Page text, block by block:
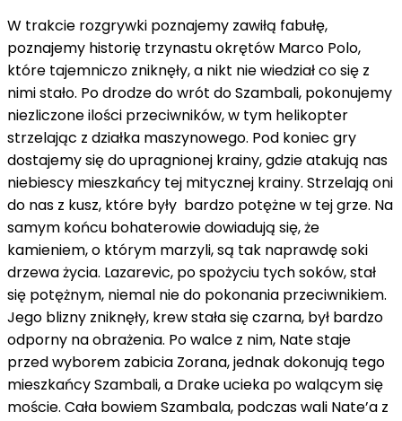
W trakcie rozgrywki poznajemy zawiłą fabułę,
poznajemy historię trzynastu okrętów Marco Polo,
które tajemniczo zniknęły, a nikt nie wiedział co się z
nimi stało. Po drodze do wrót do Szambali, pokonujemy
niezliczone ilości przeciwników, w tym helikopter
strzelając z działka maszynowego. Pod koniec gry
dostajemy się do upragnionej krainy, gdzie atakują nas
niebiescy mieszkańcy tej mitycznej krainy. Strzelają oni
do nas z kusz, które były bardzo potężne w tej grze. Na
samym końcu bohaterowie dowiadują się, że
kamieniem, o którym marzyli, są tak naprawdę soki
drzewa życia. Lazarevic, po spożyciu tych soków, stał
się potężnym, niemal nie do pokonania przeciwnikiem.
Jego blizny zniknęły, krew stała się czarna, był bardzo
odporny na obrażenia. Po walce z nim, Nate staje
przed wyborem zabicia Zorana, jednak dokonują tego
mieszkańcy Szambali, a Drake ucieka po walącym się
moście. Cała bowiem Szambala, podczas wali Nate’a z